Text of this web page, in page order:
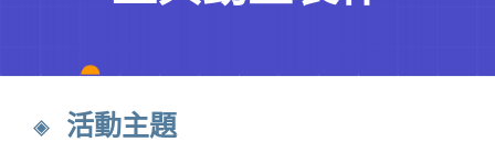
◈ 活動主題